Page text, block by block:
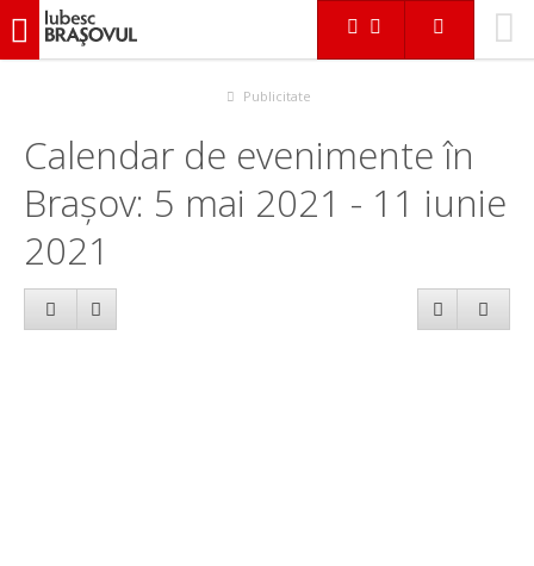
iubescbraşovul.ro
Publicitate
Calendar de evenimente în
Brașov: 5 mai 2021 - 11 iunie
2021